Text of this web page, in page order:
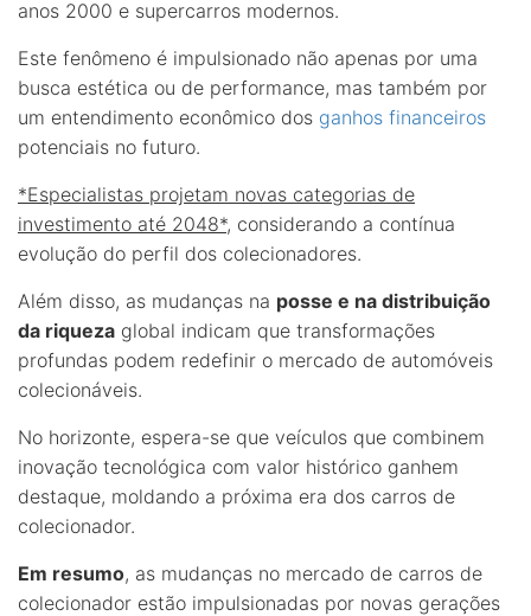
anos 2000 e supercarros modernos.
Este fenômeno é impulsionado não apenas por uma
busca estética ou de performance, mas também por
um entendimento econômico dos ganhos financeiros
potenciais no futuro.
*Especialistas projetam novas categorias de
investimento até 2048*, considerando a contínua
evolução do perfil dos colecionadores.
Além disso, as mudanças na posse e na distribuição
da riqueza global indicam que transformações
profundas podem redefinir o mercado de automóveis
colecionáveis.
No horizonte, espera-se que veículos que combinem
inovação tecnológica com valor histórico ganhem
destaque, moldando a próxima era dos carros de
colecionador.
Em resumo, as mudanças no mercado de carros de
colecionador estão impulsionadas por novas gerações